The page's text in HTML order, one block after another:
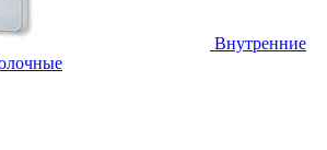
Внутренние